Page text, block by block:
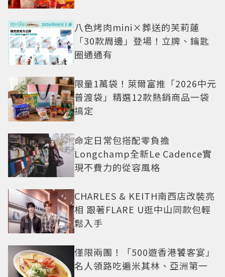
八色烤肉mini×葬送的芙莉蓮
「30款周邊」登場！立牌、鑰匙
圈通通有
限量1萬袋！萊爾富推「2026中元
普渡袋」精選12款熱銷商品一袋
搞定
命定日常包搭配零負擔
Longchamp全新Le Cadence實
現不費力的從容風格
CHARLES & KEITH南西店改裝亮
相 跟著FLARE U逛中山同款包輕
鬆入手
僅限兩團！「500遊香港饕客宴」
名人領路吃遍米其林、亞洲第一